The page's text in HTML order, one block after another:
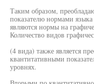
Таким образом,
показателю нормами
являются нормы на
Количество видов
(4 вида) также является
квантитативными
уровнях.